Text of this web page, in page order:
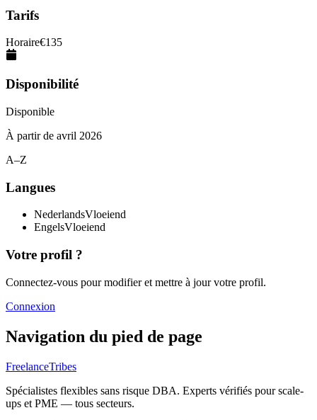
Tarifs
Horaire€135
Disponibilité
Disponible
À partir de avril 2026
A–Z
Langues
NederlandsVloeiend
EngelsVloeiend
Votre profil ?
Connectez-vous pour modifier et mettre à jour votre profil.
Connexion
Navigation du pied de page
FreelanceTribes
Spécialistes flexibles sans risque DBA. Experts vérifiés pour scale-
ups et PME — tous secteurs.